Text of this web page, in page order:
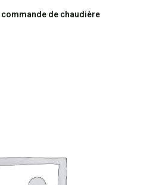
de chaudière